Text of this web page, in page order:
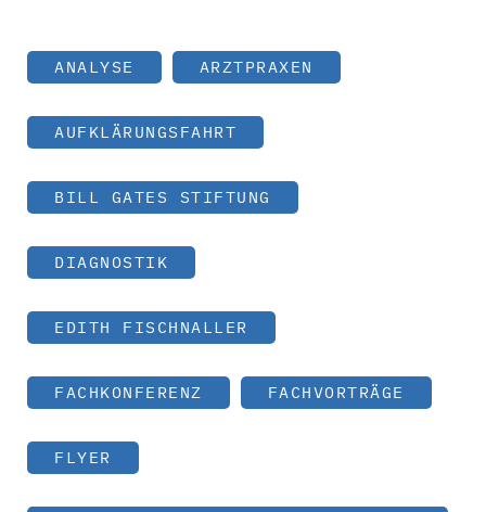
ANALYSE ARZTPRAXEN
AUFKLÄRUNGSFAHRT
BILL GATES STIFTUNG
DIAGNOSTIK
EDITH FISCHNALLER
FACHKONFERENZ FACHVORTRÄGE
FLYER